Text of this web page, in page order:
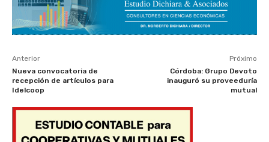
Anterior
Nueva convocatoria de
recepción de artículos para
Idelcoop
Próximo
Córdoba: Grupo Devoto
inauguró su proveeduría
mutual